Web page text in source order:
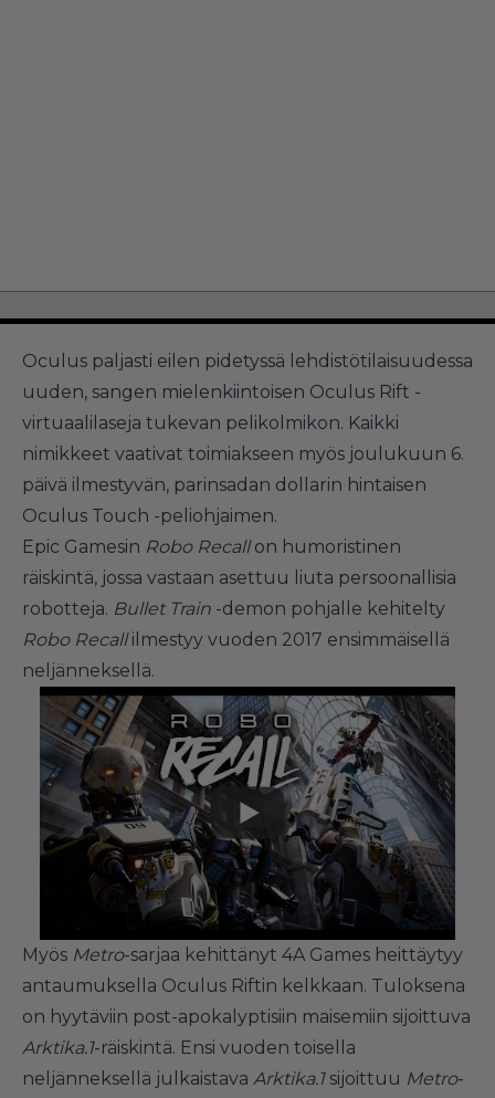
Oculus paljasti eilen pidetyssä lehdistötilaisuudessa
uuden, sangen mielenkiintoisen Oculus Rift -
virtuaalilaseja tukevan pelikolmikon. Kaikki
nimikkeet vaativat toimiakseen myös joulukuun 6.
päivä ilmestyvän, parinsadan dollarin hintaisen
Oculus Touch -peliohjaimen.
Epic Gamesin Robo Recallon humoristinen
räiskintä, jossa vastaan asettuu liuta persoonallisia
robotteja. Bullet Train -demon pohjalle kehitelty
Robo Recallilmestyy vuoden 2017 ensimmäisellä
neljänneksellä.
Myös Metro-sarjaa kehittänyt 4A Games heittäytyy
antaumuksella Oculus Riftin kelkkaan. Tuloksena
on hyytäviin post-apokalyptisiin maisemiin sijoittuva
Arktika.1-räiskintä. Ensi vuoden toisella
neljänneksellä julkaistava Arktika.1sijoittuu Metro-